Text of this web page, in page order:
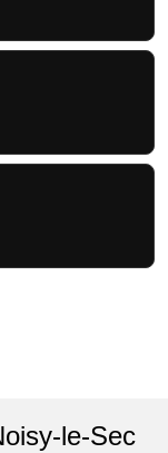
le-Sec